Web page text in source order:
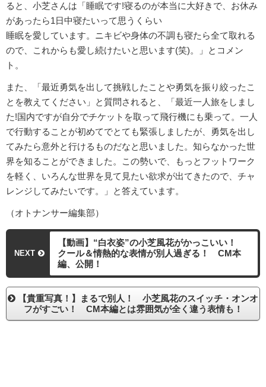
ると、小芝さんは「睡眠です!寝るのが本当に大好きで、お休み
があったら1日中寝たいって思うくらい
睡眠を愛しています。ニキビや身体の不調も寝たら全て取れる
ので、これからも愛し続けたいと思います(笑)。」とコメン
ト。
また、「最近勇気を出して挑戦したことや勇気を振り絞ったこ
とを教えてください」と質問されると、「最近一人旅をしまし
た!国内ですが自分でチケットを取って飛行機にも乗って。一人
で行動することが初めてでとても緊張しましたが、勇気を出し
てみたら意外と行けるものだなと思いました。知らなかった世
界を知ることができました。この勢いで、もっとフットワーク
を軽く、いろんな世界を見て見たい欲求が出てきたので、チャ
レンジしてみたいです。」と答えています。
（オトナンサー編集部）
NEXT
【動画】“白衣姿”の小芝風花がかっこいい！
クール＆情熱的な表情が別人過ぎる！ CM本
編、公開！
【貴重写真！】まるで別人！ 小芝風花のスイッチ・オンオ
フがすごい！ CM本編とは雰囲気が全く違う表情も！